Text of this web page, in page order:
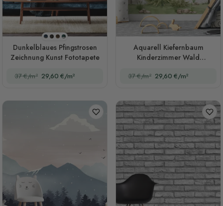
Stil 1
Stil 2
Stil 3
Stil 4
Dunkelblaues Pfingstrosen
Zeichnung Kunst Fototapete
37 €/m² 29,60 €/m²
Aquarell Kiefernbaum
Kinderzimmer Wald
37 €/m² 29,60 €/m²